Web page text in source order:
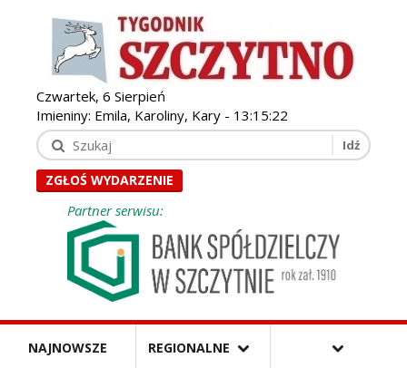
Czwartek, 6 Sierpień
Imieniny: Emila, Karoliny, Kary - 13:15:23
ZGŁOŚ WYDARZENIE
Partner serwisu:
NAJNOWSZE REGIONALNE